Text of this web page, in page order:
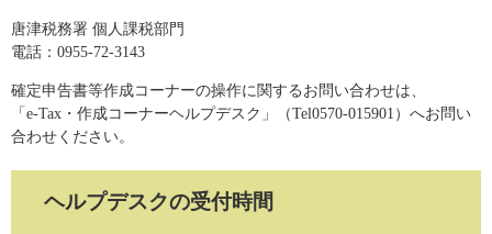
唐津税務署 個人課税部門
電話：0955-72-3143
確定申告書等作成コーナーの操作に関するお問い合わせは、
「e-Tax・作成コーナーヘルプデスク」（Tel0570-015901）へお問い
合わせください。
ヘルプデスクの受付時間